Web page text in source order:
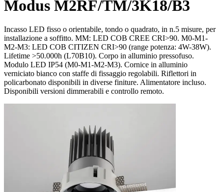
Modus M2RF/TM/3K18/B3
Incasso LED fisso o orientabile, tondo o quadrato, in n.5 misure, per
installazione a soffitto. MM: LED COB CREE CRI>90. M0-M1-
M2-M3: LED COB CITIZEN CRI>90 (range potenza: 4W-38W).
Lifetime >50.000h (L70B10). Corpo in alluminio pressofuso.
Modulo LED IP54 (M0-M1-M2-M3). Cornice in alluminio
verniciato bianco con staffe di fissaggio regolabili. Riflettori in
policarbonato disponibili in diverse finiture. Alimentatore incluso.
Disponibili versioni dimmerabili e controllo remoto.